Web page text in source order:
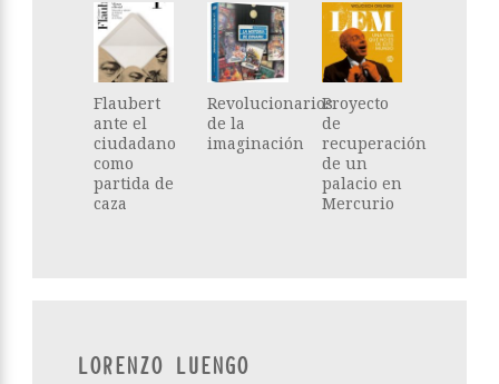
Flaubert
ante el
ciudadano
como
partida de
caza
Revolucionarios
de la
imaginación
Proyecto
de
recuperación
de un
palacio en
Mercurio
LORENZO LUENGO